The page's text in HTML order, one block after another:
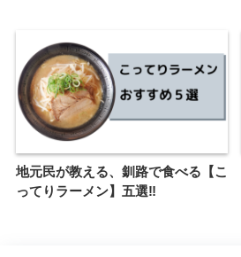
地元民が教える、釧路で食べる【こ
ってりラーメン】五選‼